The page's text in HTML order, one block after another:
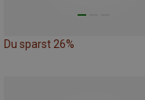
Du sparst 26%